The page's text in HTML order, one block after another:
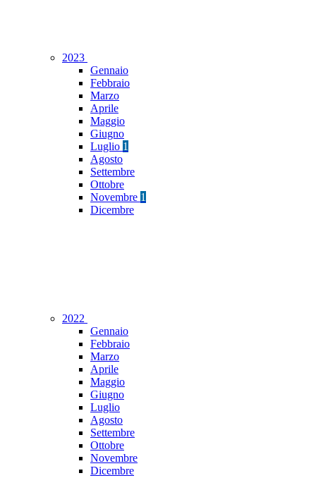
2023
Gennaio
Febbraio
Marzo
Aprile
Maggio
Giugno
Luglio 1
Agosto
Settembre
Ottobre
Novembre 1
Dicembre
2022
Gennaio
Febbraio
Marzo
Aprile
Maggio
Giugno
Luglio
Agosto
Settembre
Ottobre
Novembre
Dicembre